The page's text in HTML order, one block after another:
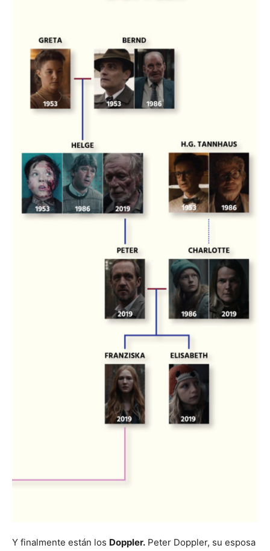
Y finalmente están los Doppler. Peter Doppler, su esposa